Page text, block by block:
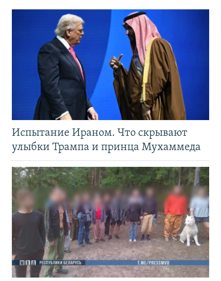
Испытание Ираном. Что скрывают
улыбки Трампа и принца Мухаммеда